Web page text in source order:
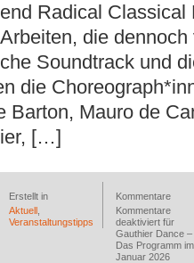
Radical
die
Soundtrack und
die
Barton, Mauro de
[…]
Erstellt in
Aktuell
Veranstaltungstipps
Kommentare
Kommentare
deaktiviert für
Gauthier Dance –
Das Programm im
Januar 2026